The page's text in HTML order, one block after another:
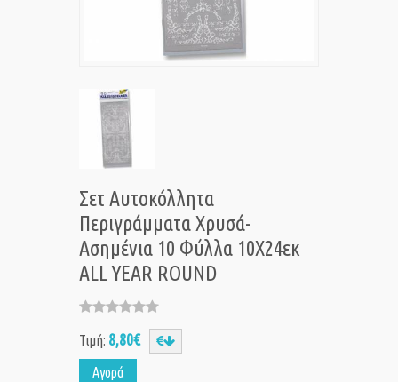
Σετ Αυτοκόλλητα
Περιγράμματα Χρυσά-
Ασημένια 10 Φύλλα 10X24εκ
ALL YEAR ROUND
Τιμή: 8,80€
Αγορά